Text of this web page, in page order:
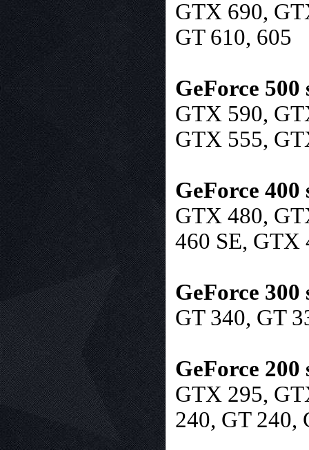
GTX 690,
GT 610, 605
GeForce 500
GTX 590,
GTX 555,
GeForce 400
GTX 480,
460 SE, GTX
GeForce 300
GT 340, GT
GeForce 200
GTX 295,
240, GT 240,